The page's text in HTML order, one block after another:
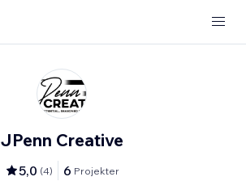
JPenn Creative
5,0 (4) 6 Projekter